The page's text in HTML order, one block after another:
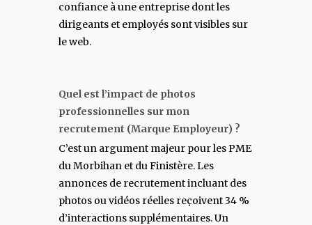
confiance à une entreprise dont les
dirigeants et employés sont visibles sur
le web.
Quel est l’impact de photos
professionnelles sur mon
recrutement (Marque Employeur) ?
C’est un argument majeur pour les PME
du Morbihan et du Finistère. Les
annonces de recrutement incluant des
photos ou vidéos réelles reçoivent 34 %
d’interactions supplémentaires. Un